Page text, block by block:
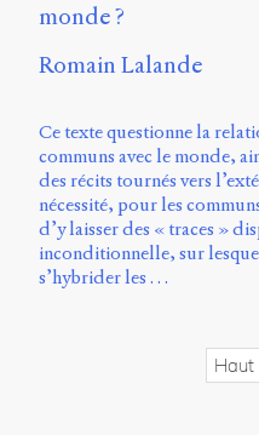
ligne
Université
de
Sherbrooke
Campus
de
monde ?
Romain Lalande
Ce texte questionne la
communs avec le monde,
des récits tournés vers
nécessité, pour les
d’y laisser des « traces »
inconditionnelle, sur
s’hybrider les …
Haut